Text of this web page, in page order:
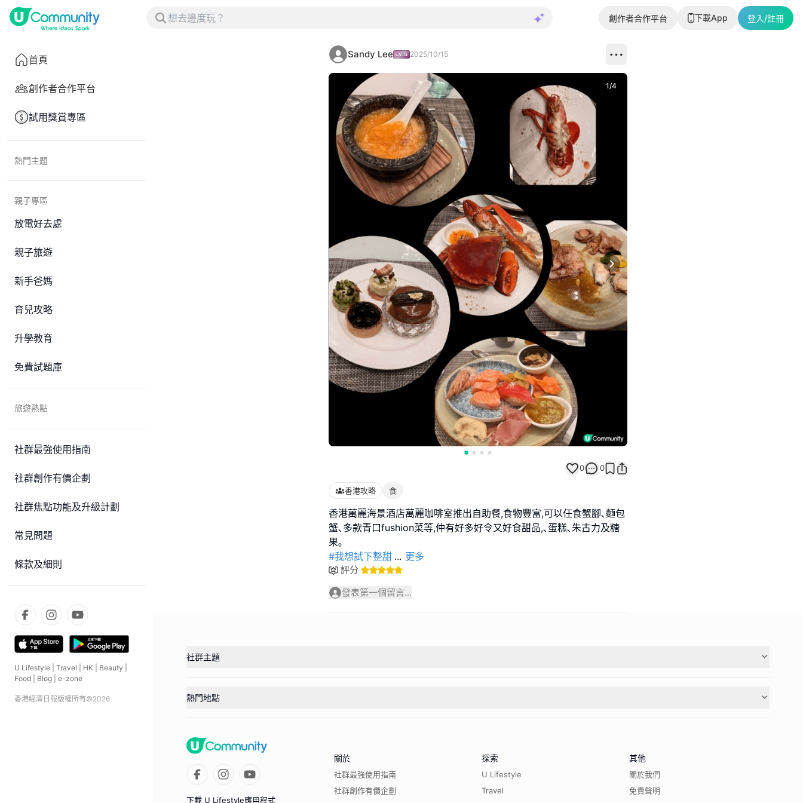
創作者合作平台 下載App 登入/註冊
首頁
創作者合作平台
試用獎賞專區
熱門主題
親子專區
放電好去處
親子旅遊
新手爸媽
育兒攻略
升學教育
免費試題庫
旅遊熱點
社群最強使用指南
社群創作有價企劃
社群焦點功能及升級計劃
常見問題
條款及細則
U Lifestyle Travel HK Beauty
Food
Blog e-zone
香港經濟日報版權所有©2026
Sandy Lee 2025/10/15
Next slide
1/4
0 0
香港攻略 食
香港萬麗海景酒店萬麗咖啡室推出自助餐,食物豐富,可以任食蟹腳､麵包
蟹､多款青口fushion菜等,仲有好多好令又好食甜品,､蛋糕､朱古力及糖
#我想試下整甜 ... 更多
評分
發表第一個留言...
社群主題
熱門地點
下載 U Lifestyle應用程式
關於
社群最強使用指南
社群創作有價企劃
探索
U Lifestyle
Travel
其他
關於我們
免責聲明